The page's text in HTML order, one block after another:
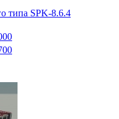
типа SPK-8.6.4